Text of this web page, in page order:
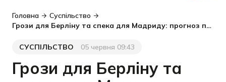
Головна
Суспільство
Грози для Берліну та спека для Мадриду: прогноз погоди на 5 червня для українців у Європі
Категорія
СУСПІЛЬСТВО
Дата публікації05 червня 09:43
Грози для Берліну та